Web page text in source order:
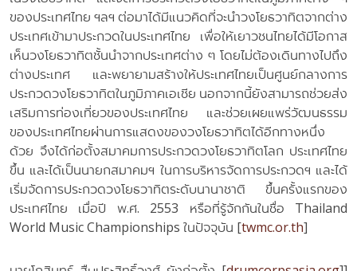
ของประเทศไทย ฯลฯ ต่อมาได้มีแนวคิดที่จะนำวงโยธวาทิตจากต่าง
ประเทศเข้ามาประกวดในประเทศไทย เพื่อให้เยาวชนไทยได้มีโอกาส
เห็นวงโยธวาทิตชั้นนำจากประเทศต่าง ๆ โดยไม่ต้องเดินทางไปถึง
ต่างประเทศ และพยายามสร้างให้ประเทศไทยเป็นศูนย์กลางการ
ประกวดวงโยธวาทิตในภูมิภาคเอเชีย นอกจากนี้ยังสามารถช่วยส่ง
เสริมการท่องเที่ยวของประเทศไทย และช่วยเผยแพร่วัฒนธรรม
ของประเทศไทยผ่านการแสดงของวงโยธวาทิตได้อีกทางหนึ่ง
ด้วย จึงได้ก่อตั้งสมาคมการประกวดวงโยธวาทิตโลก ประเทศไทย
ขึ้น และได้เป็นนายกสมาคมฯ ในการบริหารจัดการประกวดฯ และได้
เริ่มจัดการประกวดวงโยธวาทิตระดับนานาชาติ ขึ้นครั้งแรกของ
ประเทศไทย เมื่อปี พ.ศ. 2553 หรือที่รู้จักกันในชื่อ Thailand
World Music Championships ในปัจจุบัน [twmc.or.th]